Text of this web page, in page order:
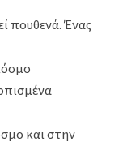
πουθενά. Ένας
και στην